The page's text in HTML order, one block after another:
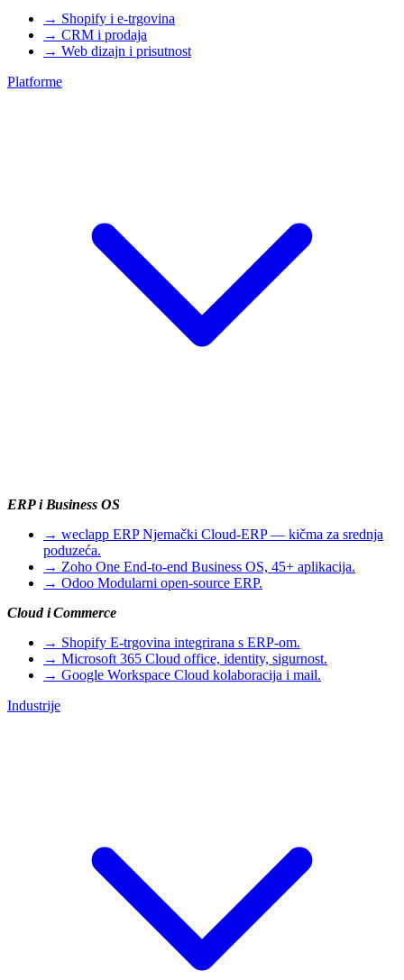
→ Shopify i e-trgovina
→ CRM i prodaja
→ Web dizajn i prisutnost
Platforme
ERP i Business OS
→ weclapp ERP Njemački Cloud-ERP — kičma za srednja
poduzeća.
→ Zoho One End-to-end Business OS, 45+ aplikacija.
→ Odoo Modularni open-source ERP.
Cloud i Commerce
→ Shopify E-trgovina integrirana s ERP-om.
→ Microsoft 365 Cloud office, identity, sigurnost.
→ Google Workspace Cloud kolaboracija i mail.
Industrije